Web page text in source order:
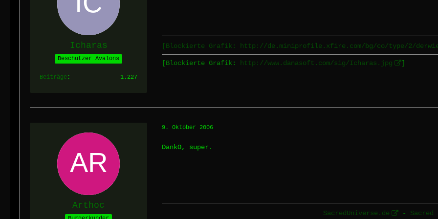
Icharas
Beschützer Avalons
Beiträge 1.227
[Blockierte Grafik: http://de.miniprofile.xfire.com/bg/co/type/2/
[Blockierte Grafik: http://www.danasoft.com/sig/Icharas.jpg ]
Arthoc
9. Oktober 2006
DankÖ, super.
SacredUniverse.de - Sacred